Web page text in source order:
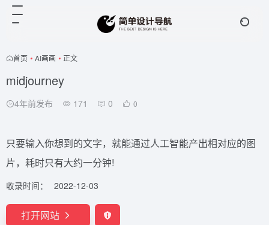
首页 • AI画画 • 正文
midjourney
4年前发布 171 0 0
只要输入你想到的文字，就能通过人工智能产出相对应的图
片，耗时只有大约一分钟!
收录时间： 2022-12-03
打开网站